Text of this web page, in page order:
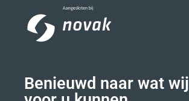
Benieuwd naar wat wij